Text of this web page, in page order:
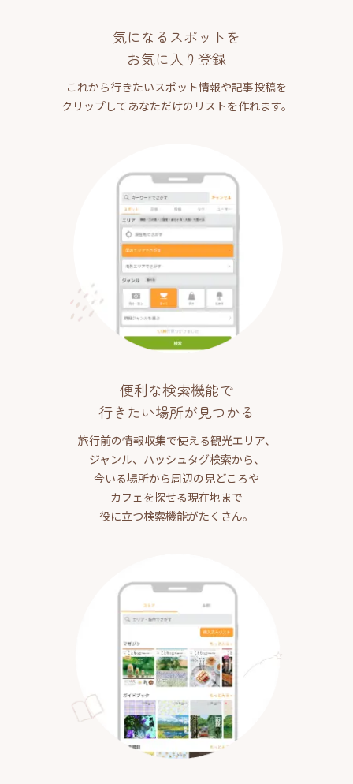
気になるスポットを
お気に入り登録
これから行きたいスポット情報や記事投稿を
クリップしてあなただけのリストを作れます。
便利な検索機能で
行きたい場所が見つかる
旅行前の情報収集で使える観光エリア、
ジャンル、ハッシュタグ検索から、
今いる場所から周辺の見どころや
カフェを探せる現在地まで
役に立つ検索機能がたくさん。